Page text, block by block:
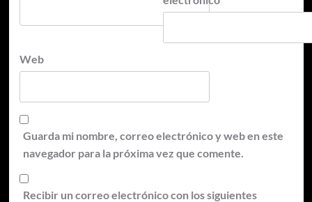
Web
Guarda mi nombre, correo electrónico y web en este
navegador para la próxima vez que comente.
Recibir un correo electrónico con los siguientes